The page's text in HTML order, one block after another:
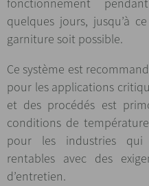
quelques jours, jusqu’à
garniture soit possible.
Ce système est
pour les applications
et des procédés est
conditions de
pour les industries qui
rentables avec des
d’entretien.